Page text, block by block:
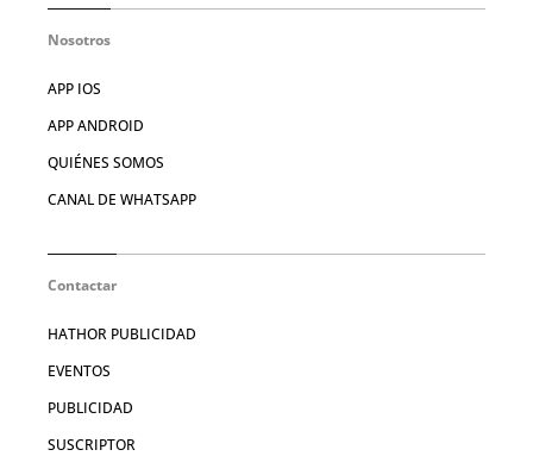
Nosotros
APP IOS
APP ANDROID
QUIÉNES SOMOS
CANAL DE WHATSAPP
Contactar
HATHOR PUBLICIDAD
EVENTOS
PUBLICIDAD
SUSCRIPTOR